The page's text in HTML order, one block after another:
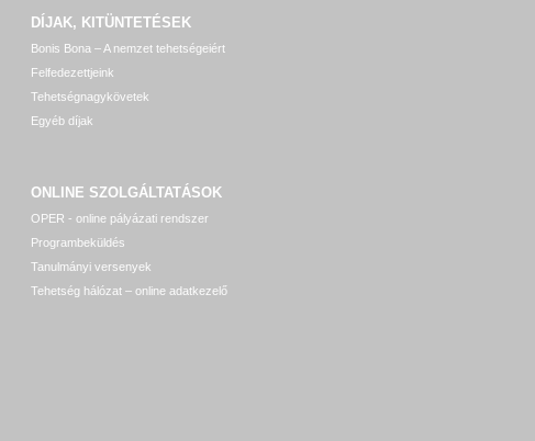
DÍJAK, KITÜNTETÉSEK
Bonis Bona – A nemzet tehetségeiért
Felfedezettjeink
Tehetségnagykövetek
Egyéb díjak
ONLINE SZOLGÁLTATÁSOK
OPER - online pályázati rendszer
Programbeküldés
Tanulmányi versenyek
Tehetség hálózat – online adatkezelő